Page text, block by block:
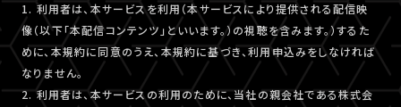
1. 利用者は、本サービスを利用（本サービスにより提供される配信映
像（以下「本配信コンテンツ」といいます。）の視聴を含みます。）するた
めに、本規約に同意のうえ、本規約に基づき、利用申込みをしなければ
なりません。
2. 利用者は、本サービスの利用のために、当社の親会社である株式会